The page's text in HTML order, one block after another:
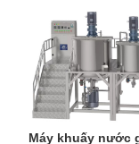
Máy khuấy nước